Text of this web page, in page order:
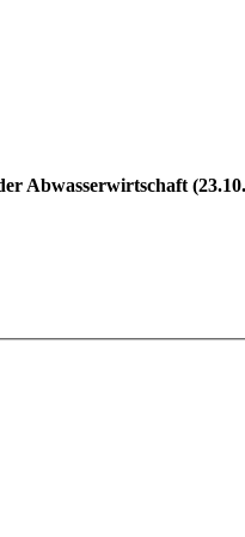
Abwasserwirtschaft